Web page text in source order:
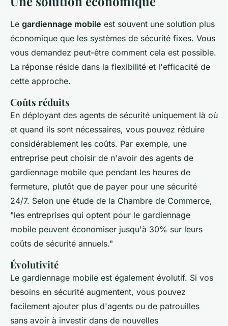
Le gardiennage mobile est souvent une solution plus
économique que les systèmes de sécurité fixes. Vous
vous demandez peut-être comment cela est possible.
La réponse réside dans la flexibilité et l'efficacité de
cette approche.
Coûts réduits
En déployant des agents de sécurité uniquement là où
et quand ils sont nécessaires, vous pouvez réduire
considérablement les coûts. Par exemple, une
entreprise peut choisir de n'avoir des agents de
gardiennage mobile que pendant les heures de
fermeture, plutôt que de payer pour une sécurité
24/7. Selon une étude de la Chambre de Commerce,
"les entreprises qui optent pour le gardiennage
mobile peuvent économiser jusqu'à 30% sur leurs
coûts de sécurité annuels."
Évolutivité
Le gardiennage mobile est également évolutif. Si vos
besoins en sécurité augmentent, vous pouvez
facilement ajouter plus d'agents ou de patrouilles
sans avoir à investir dans de nouvelles